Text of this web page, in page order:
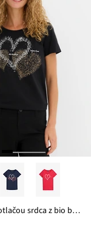
Tričko s potlačou srdca z bio bavlny